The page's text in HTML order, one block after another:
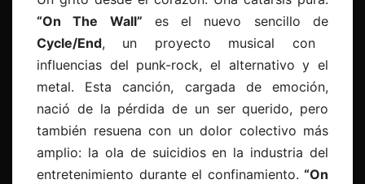
“On The Wall” es el nuevo sencillo de
Cycle/End, un proyecto musical con
influencias del punk-rock, el alternativo y el
metal. Esta canción, cargada de emoción,
nació de la pérdida de un ser querido, pero
también resuena con un dolor colectivo más
amplio: la ola de suicidios en la industria del
entretenimiento durante el confinamiento. “On